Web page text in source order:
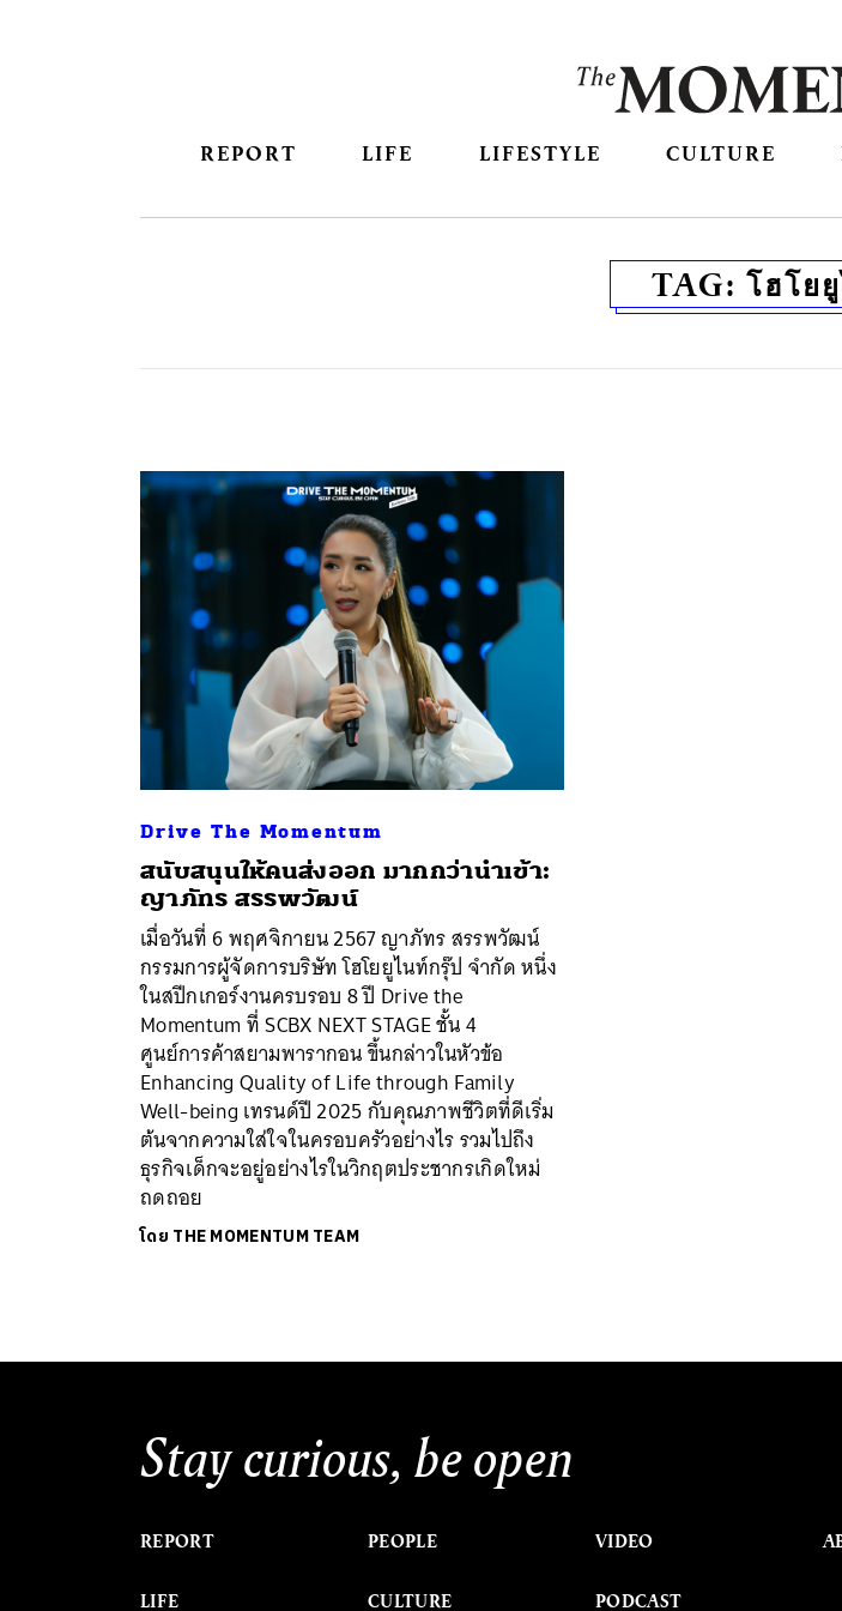
REPORT LIFE LIFESTYLE CULTURE
TAG: โฮโย
Drive The Momentum
สนับสนุนให้คนส่งออก มากกว่านำเข้า:
ญาภัทร สรรพวัฒน์
เมื่อวันที่ 6 พฤศจิกายน 2567 ญาภัทร สรรพวัฒน์
กรรมการผู้จัดการบริษัท โฮโยยูไนท์กรุ๊ป จำกัด หนึ่ง
ในสปีกเกอร์งานครบรอบ 8 ปี Drive the
Momentum ที่ SCBX NEXT STAGE ชั้น 4
ศูนย์การค้าสยามพารากอน ขึ้นกล่าวในหัวข้อ
Enhancing Quality of Life through Family
Well-being เทรนด์ปี 2025 กับคุณภาพชีวิตที่ดีเริ่ม
ต้นจากความใส่ใจในครอบครัวอย่างไร รวมไปถึง
ธุรกิจเด็กจะอยู่อย่างไรในวิกฤตประชากรเกิดใหม่
ถดถอย
โดย THE MOMENTUM TEAM
Stay curious, be open
REPORT
LIFE
PEOPLE
CULTURE
VIDEO
PODCAST
ค้นหา